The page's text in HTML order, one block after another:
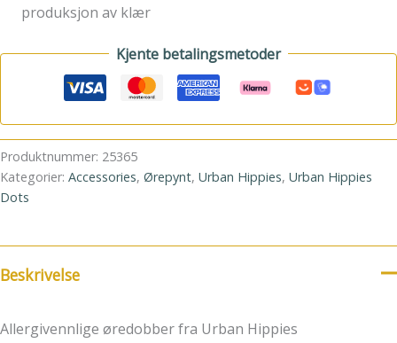
produksjon av klær
Kjente betalingsmetoder
Produktnummer: 25365
Kategorier: Accessories, Ørepynt, Urban Hippies, Urban Hippies
Dots
Beskrivelse
Allergivennlige øredobber fra Urban Hippies